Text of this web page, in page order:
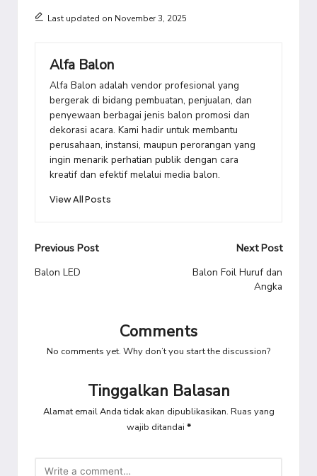
Last updated on November 3, 2025
Alfa Balon
Alfa Balon adalah vendor profesional yang
bergerak di bidang pembuatan, penjualan, dan
penyewaan berbagai jenis balon promosi dan
dekorasi acara. Kami hadir untuk membantu
perusahaan, instansi, maupun perorangan yang
ingin menarik perhatian publik dengan cara
kreatif dan efektif melalui media balon.
View All Posts
Post
navigation
Previous Post
Balon LED
Next Post
Balon Foil Huruf dan
Angka
Comments
No comments yet. Why don’t you start the discussion?
Tinggalkan Balasan
Alamat email Anda tidak akan dipublikasikan. Ruas yang
wajib ditandai *